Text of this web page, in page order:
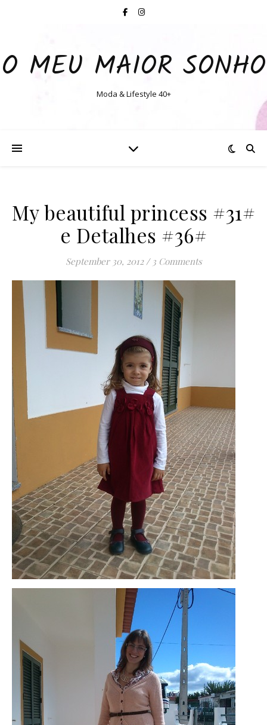
O MEU MAIOR SONHO
Moda & Lifestyle 40+
My beautiful princess #31#
e Detalhes #36#
September 30, 2012 / 3 Comments